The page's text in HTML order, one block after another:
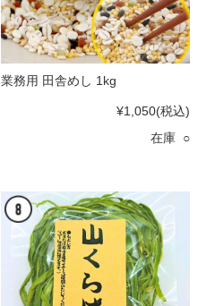
業務用 田舎めし 1kg
¥1,050(税込)
在庫 ○